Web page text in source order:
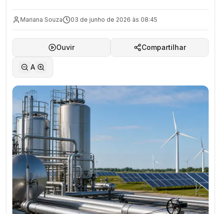
Mariana Souza 03 de junho de 2026 às 08:45
Ouvir Compartilhar
A